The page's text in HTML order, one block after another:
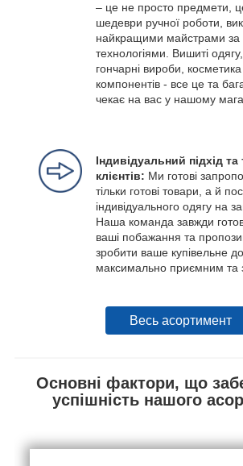
– це не просто предмети,
шедеври ручної роботи,
найкращими майстрами за
технологіями. Вишиті
гончарні вироби,
компонентів - все це та
чекає на вас у нашому
Індивідуальний підхід
клієнтів: Ми готові
тільки готові товари, а й
індивідуального одягу на
Наша команда завжди
ваші побажання та
зробити ваше купівельне
максимально приємним та
Весь асортимент
Основні фактори, що
успішність нашого